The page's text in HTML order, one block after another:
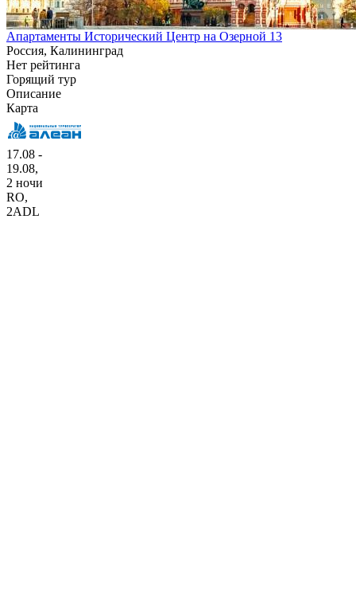
Апартаменты Исторический Центр на Озерной 13
Россия, Калининград
Нет рейтинга
Горящий тур
Описание
Карта
17.08 -
19.08,
2 ночи
RO,
2ADL